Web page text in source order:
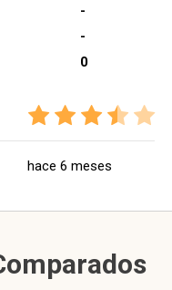
-
-
0
hace 6 meses